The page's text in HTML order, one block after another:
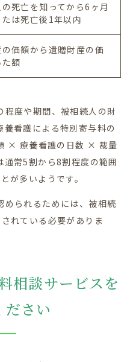
死亡を知ってから6 ヶ月
は死亡後 1年以内
価額から遺贈財産の価
額
度や期間、被相続人の財
看護による特別寄与料の
× 療養看護の日数 × 裁量
通常5割から8割程度の範囲
が多いようです。
められるためには、被相続
れている必要がありま
相談サービスを
ださい